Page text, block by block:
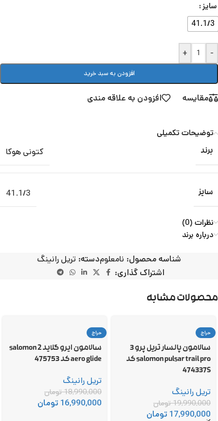
سایز
41.1/3
-
+
افزودن به سبد خرید
مقایسه افزودن به علاقه مندی
توضیحات تکمیلی
برند کتونی هوکا
سایز 41.1/3
نظرات (0)
درباره برند
شناسه محصول: نامعلومدسته: تریل رانینگ
اشتراک گذاری:
محصولات مشابه
حراج
سالامون پالسار تریل پرو 3
salomon pulsar trail pro کد
474337S
تریل رانینگ
19,990,000تومان
17,990,000 تومان
حراج
سالامون ایرو گلاید 2 salomon
aero glide کد 475753
تریل رانینگ
18,990,000تومان
16,990,000 تومان